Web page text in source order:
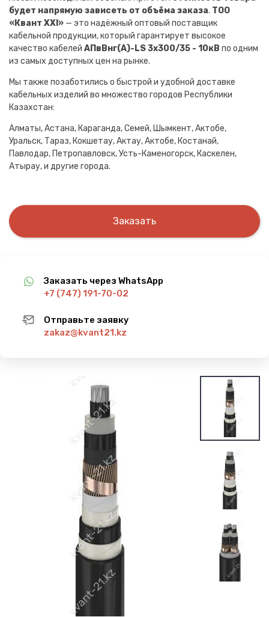
будет напрямую зависеть от объёма заказа. ТОО
«Квант XXI» — это надёжный оптовый поставщик
кабельной продукции, который гарантирует высокое
качество кабелей АПвВнг(A)-LS 3х300/35 - 10кВ по одним
из самых доступных цен на рынке.
Мы также позаботились о быстрой и удобной доставке
кабельных изделий во множество городов Республики
Казахстан:
Алматы, Астана, Караганда, Семей, Шымкент, Актобе,
Уральск, Тараз, Кокшетау, Актау, Актобе, Костанай,
Павлодар, Петропавловск, Усть-Каменогорск, Каскелен,
Атырау, и другие города.
Заказать
Заказать через WhatsApp
+7 (747) 191-70-02
Отправьте заявку
zakaz@kvant21.kz